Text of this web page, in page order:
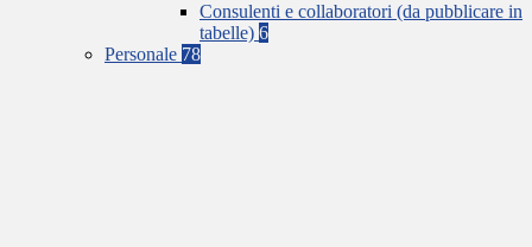
Consulenti e collaboratori (da pubblicare in
tabelle) 6
Personale 78